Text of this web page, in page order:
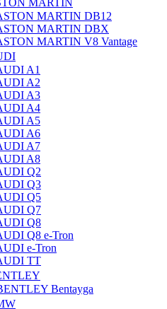
MARTIN
MARTIN DB12
MARTIN DBX
MARTIN V8 Vantage
A1
A2
A3
A4
A5
A6
A7
A8
Q2
Q3
Q5
Q7
Q8
Q8 e-Tron
e-Tron
TT
Bentayga